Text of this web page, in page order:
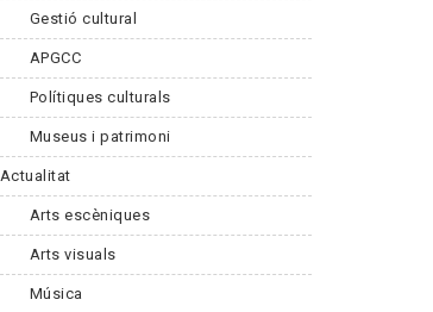
Gestió cultural
APGCC
Polítiques culturals
Museus i patrimoni
Actualitat
Arts escèniques
Arts visuals
Música